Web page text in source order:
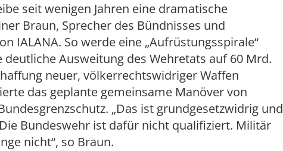
seit wenigen Jahren eine dramatische
Braun, Sprecher des Bündnisses und
IALANA. So werde eine „Aufrüstungsspirale“
deutliche Ausweitung des Wehretats auf 60 Mrd.
neuer, völkerrechtswidriger Waffen
das geplante gemeinsame Manöver von
„Das ist grundgesetzwidrig und
Bundeswehr ist dafür nicht qualifiziert. Militär
nicht“, so Braun.